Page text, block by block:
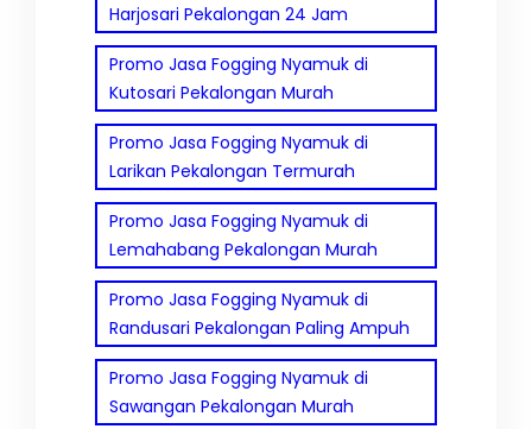
Harjosari Pekalongan 24 Jam
Promo Jasa Fogging Nyamuk di
Kutosari Pekalongan Murah
Promo Jasa Fogging Nyamuk di
Larikan Pekalongan Termurah
Promo Jasa Fogging Nyamuk di
Lemahabang Pekalongan Murah
Promo Jasa Fogging Nyamuk di
Randusari Pekalongan Paling Ampuh
Promo Jasa Fogging Nyamuk di
Sawangan Pekalongan Murah